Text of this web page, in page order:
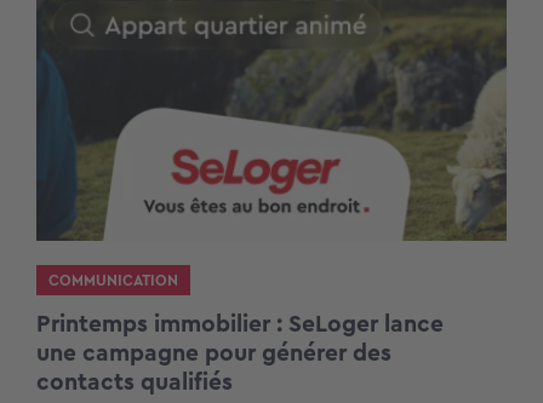
COMMUNICATION
Printemps immobilier : SeLoger lance
une campagne pour générer des
contacts qualifiés